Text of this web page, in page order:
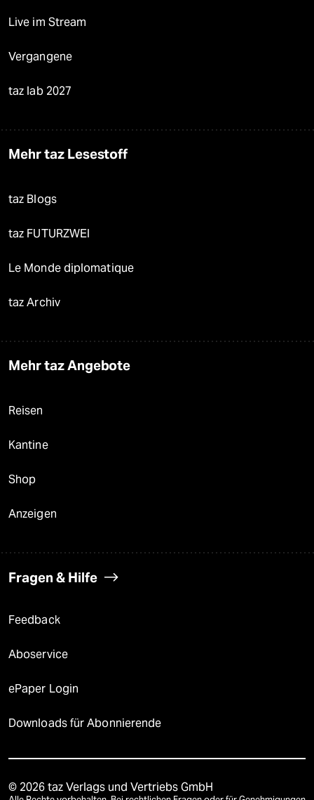
Live im Stream
Vergangene
taz lab 2027
Mehr taz Lesestoff
taz Blogs
taz FUTURZWEI
Le Monde diplomatique
taz Archiv
Mehr taz Angebote
Reisen
Kantine
Shop
Anzeigen
Fragen & Hilfe
Feedback
Aboservice
ePaper Login
Downloads für Abonnierende
© 2026 taz Verlags und Vertriebs GmbH